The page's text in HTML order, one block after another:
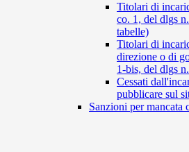
Titolari di
co. 1, del dlgs
tabelle)
Titolari di
direzione o di
1-bis, del dlgs
Cessati
pubblicare sul
Sanzioni per mancata